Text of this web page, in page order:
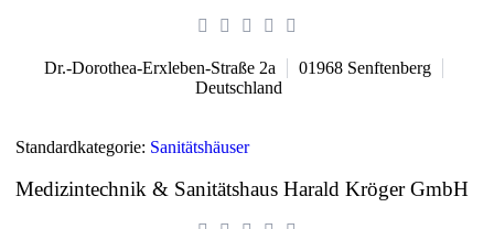
Dr.-Dorothea-Erxleben-Straße 2a 01968 Senftenberg
Deutschland
Standardkategorie: Sanitätshäuser
Medizintechnik & Sanitätshaus Harald Kröger GmbH